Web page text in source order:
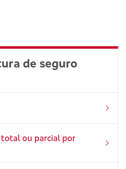
de seguro
ou parcial por